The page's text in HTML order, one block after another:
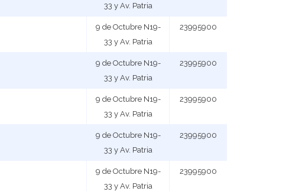
33 y Av. Patria
9 de Octubre N19-
33 y Av. Patria
23995900
9 de Octubre N19-
33 y Av. Patria
23995900
9 de Octubre N19-
33 y Av. Patria
23995900
9 de Octubre N19-
33 y Av. Patria
23995900
9 de Octubre N19-
33 y Av. Patria
23995900